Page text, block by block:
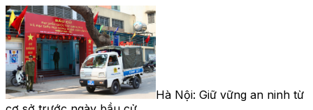
Hà Nội: Giữ vững an ninh từ